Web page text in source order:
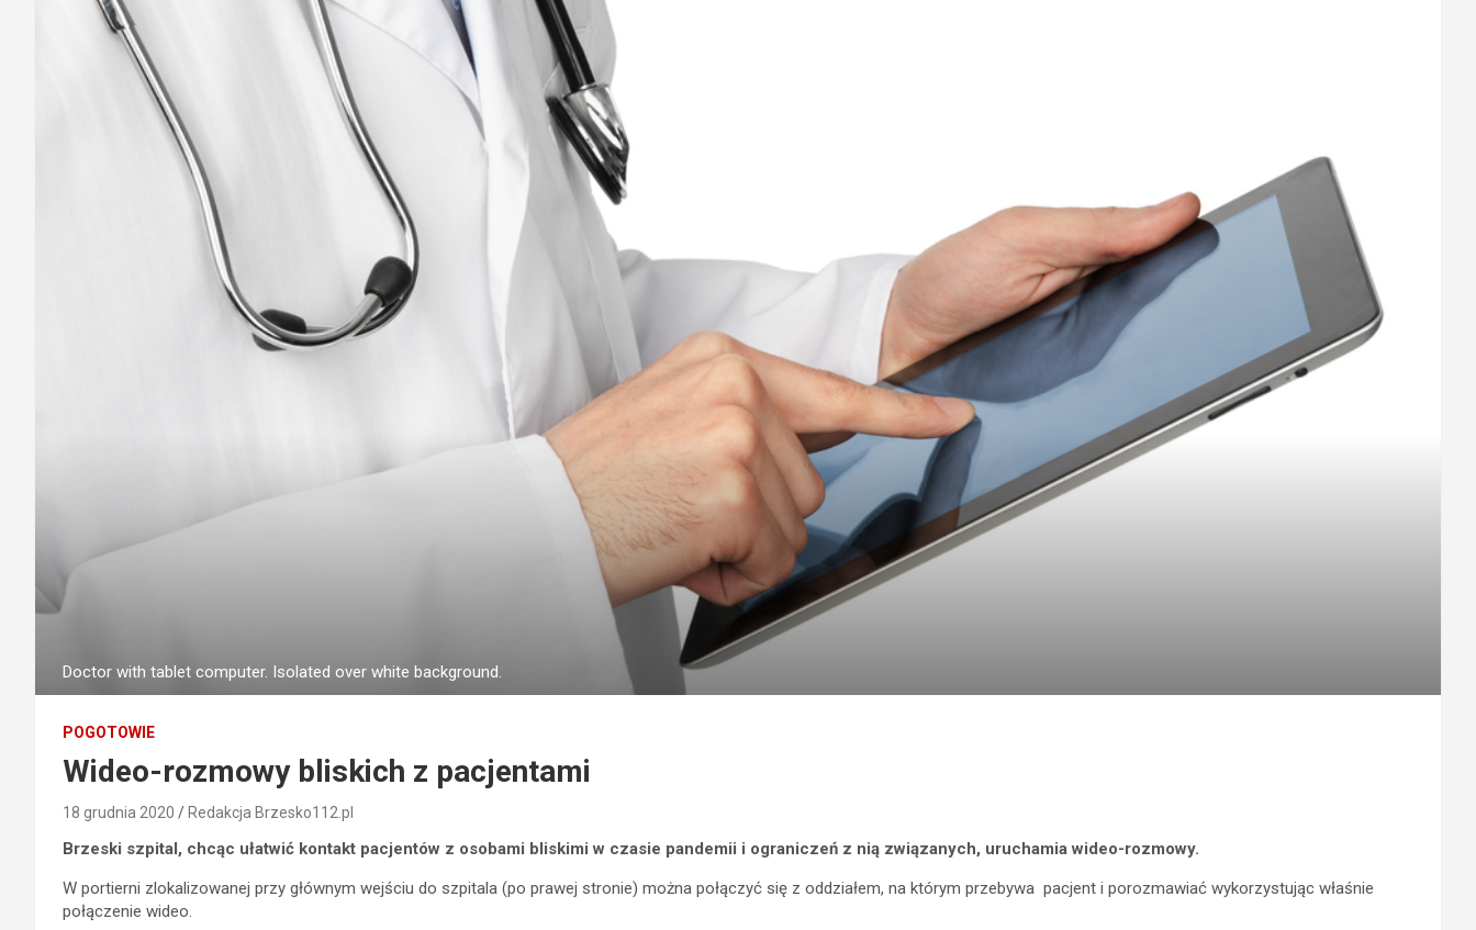
Doctor with tablet computer. Isolated over white background.
POGOTOWIE
Wideo-rozmowy bliskich z pacjentami
18 grudnia 2020 Redakcja Brzesko112.pl
Brzeski szpital, chcąc ułatwić kontakt pacjentów z osobami bliskimi w czasie pandemii i ograniczeń z nią związanych, uruchamia wideo-rozmowy.
W portierni zlokalizowanej przy głównym wejściu do szpitala (po prawej stronie) można połączyć się z oddziałem, na którym przebywa pacjent i porozmawiać wykorzystując właśnie
połączenie wideo.